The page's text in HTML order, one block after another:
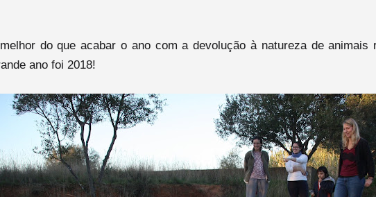
do que acabar o ano com a devolução à natureza de animais
ano foi 2018!